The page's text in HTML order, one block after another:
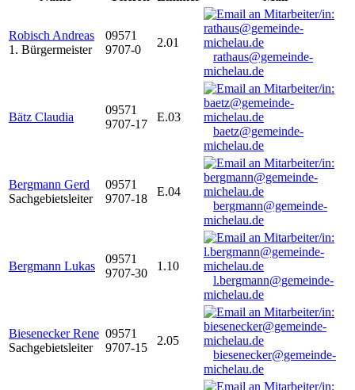
Robisch Andreas
1. Bürgermeister
09571
9707-0
2.01
rathaus@gemeinde-
michelau.de
Bätz Claudia
09571
9707-17
E.03
baetz@gemeinde-
michelau.de
Bergmann Gerd
Sachgebietsleiter
09571
9707-18
E.04
bergmann@gemeinde-
michelau.de
Bergmann Lukas
09571
9707-30
1.10
l.bergmann@gemeinde-
michelau.de
Biesenecker Rene
Sachgebietsleiter
09571
9707-15
2.05
biesenecker@gemeinde-
michelau.de